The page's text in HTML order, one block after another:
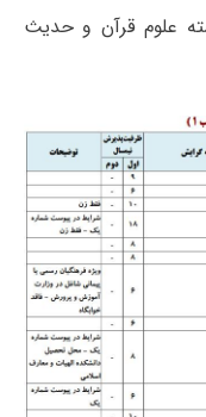
علوم قرآن و حدیث